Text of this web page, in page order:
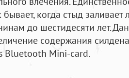
бывает, когда стыд
до шестидесяти лет.
содержания
Bluetooth Mini-card.